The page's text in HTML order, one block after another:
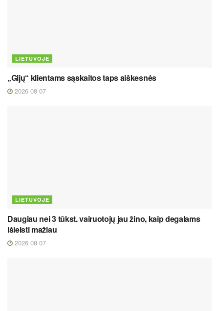
LIETUVOJE
„Gijų“ klientams sąskaitos taps aiškesnės
2026 08 07
LIETUVOJE
Daugiau nei 3 tūkst. vairuotojų jau žino, kaip degalams
išleisti mažiau
2026 08 07